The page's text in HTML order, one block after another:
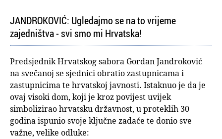
JANDROKOVIĆ: Ugledajmo se na to vrijeme
zajedništva - svi smo mi Hrvatska!
Predsjednik Hrvatskog sabora Gordan Jandroković
na svečanoj se sjednici obratio zastupnicama i
zastupnicima te hrvatskoj javnosti. Istaknuo je da je
ovaj visoki dom, koji je kroz povijest uvijek
simbolizirao hrvatsku državnost, u proteklih 30
godina ispunio svoje ključne zadaće te donio sve
važne, velike odluke: